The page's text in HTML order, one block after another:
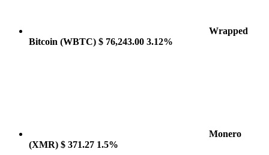
Wrapped
Bitcoin (WBTC) $ 76,243.00 3.12%
Monero
(XMR) $ 371.27 1.5%